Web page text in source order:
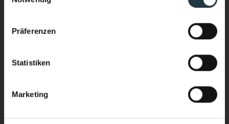
Präferenzen
Statistiken
Marketing
Ich interessiere mich für:
Bergsport/Alpinismus (Klettern, Skitouring,
Sport & Aktivurlaub (Wandern, Skifahren, geführte
Yoga & Meditationkarp
Performance & Soul – jetzt auch
Ganzjährig beheizt. Mit Blick auf die
Stärker heimkommen als ankommen.